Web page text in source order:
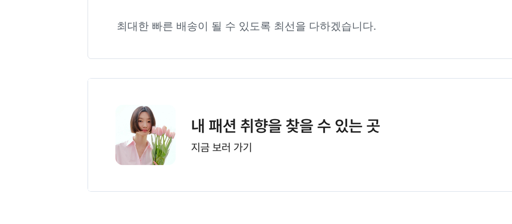
최대한 빠른 배송이 될 수 있도록 최선을 다하겠습니다.